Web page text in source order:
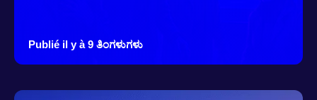
Publié il y à 9 ತಿಂಗಳುಗಳು